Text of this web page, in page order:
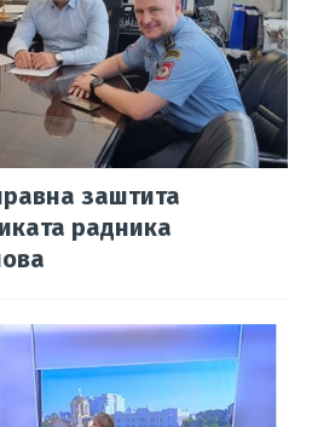
заштита
радника